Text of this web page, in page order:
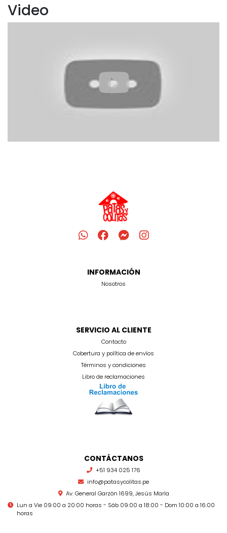
Video
INFORMACIÓN
Nosotros
SERVICIO AL CLIENTE
Contacto
Cobertura y política de envíos
Términos y condiciones
Libro de reclamaciones
CONTÁCTANOS
+51 934 025 176
info@patasycolitas.pe
Av. General Garzón 1699, Jesús María
Lun a Vie 09:00 a 20:00 horas - Sáb 09:00 a 18:00 - Dom 10:00 a 16:00
horas